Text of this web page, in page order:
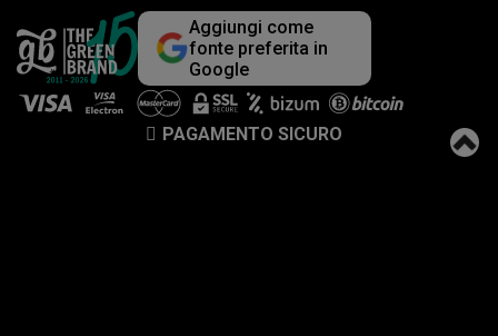
Aggiungi come
fonte preferita in
Google
PAGAMENTO SICURO